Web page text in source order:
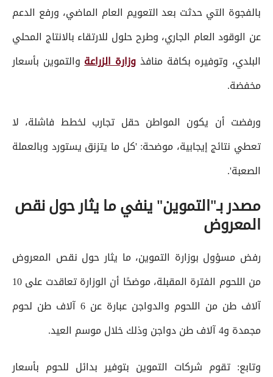
بالفجوة التي حدثت بعد التعويم العام الماضي، ورفع الدعم
عن الوقود العام الجاري، وطرح حلول للارتقاء بالانتاج المحلي
البلدي، وتوفيره بكافة منافذ وزارة الزراعةوالتموين بأسعار
مخفضة.
ورفضت أن يكون المواطن حقل تجارب لخطط فاشلة، لا
تعطي نتائج إيجابية، موضحة: 'كل ما يتزنق يستورد وبالعملة
الصعبة'.
مصدر بـ"التموين" ينفي ما يثار حول نقص
المعروض
رفض مسؤول بوزارة التموين، ما يثار حول نقص المعروض
من اللحوم الفترة المقبلة، موضحًا أن الوزارة تعاقدت على 10
آلاف طن من اللحوم والدواجن عبارة عن 6 آلاف طن لحوم
مجمدة و4 آلاف طن دواجن وذلك خلال موسم العيد.
وتابع: تقوم شركات التموين بتوفير بدائل للحوم بأسعار